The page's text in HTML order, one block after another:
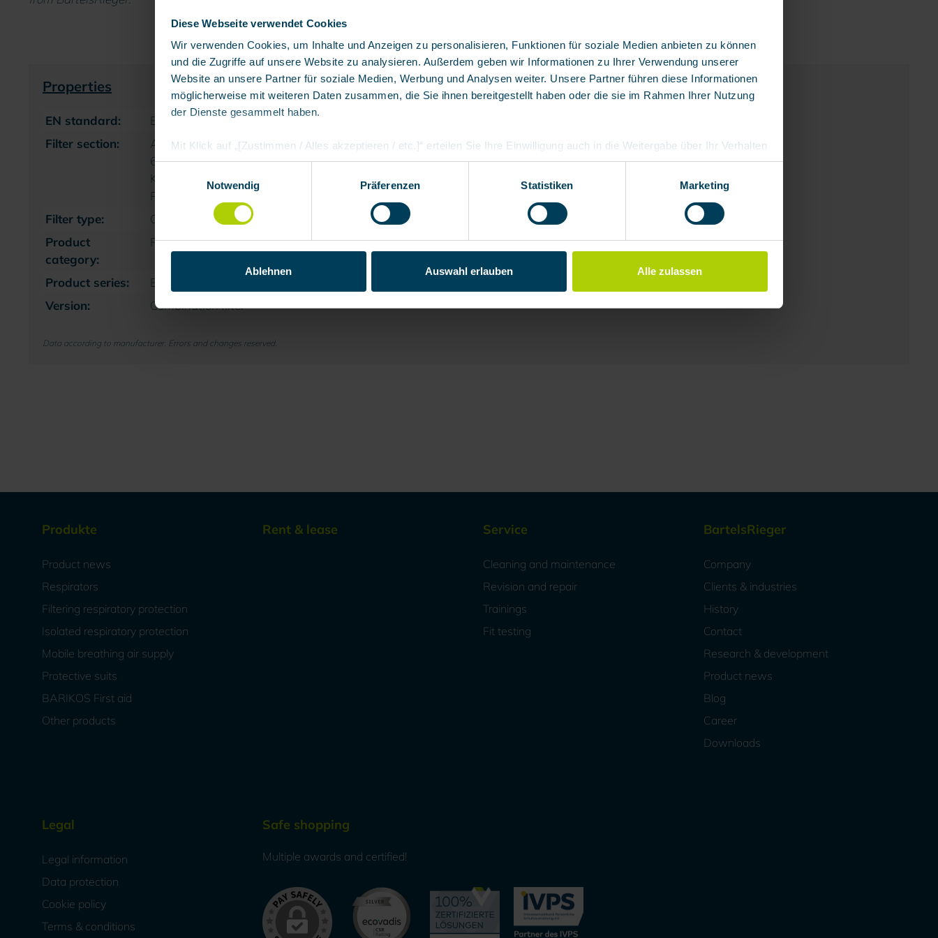
Diese Webseite verwendet Cookies
Wir verwenden Cookies, um Inhalte und Anzeigen zu personalisieren, Funktionen für soziale Medien anbieten zu können
und die Zugriffe auf unsere Website zu analysieren. Außerdem geben wir Informationen zu Ihrer Verwendung unserer
Website an unsere Partner für soziale Medien, Werbung und Analysen weiter. Unsere Partner führen diese Informationen
möglicherweise mit weiteren Daten zusammen, die Sie ihnen bereitgestellt haben oder die sie im Rahmen Ihrer Nutzung
der Dienste gesammelt haben.
Mit Klick auf „[Zustimmen / Alles akzeptieren / etc.]“ erteilen Sie Ihre Einwilligung auch in die Weitergabe über Ihr Verhalten
in unserem Shop an unseren Partner, die shopware AG (Ebbinghoff 10, 48624 Schöppingen, Deutschland), die diese
Daten Ihnen nicht persönlich zuordnen kann, sie aber zu eigenen Zwecken (z.B. Produktverbesserungen,
Einwilligungsauswahl
Notwendig
Präferenzen Statistiken Marketing
Ablehnen Auswahl erlauben Alle zulassen
Properties
EN standard:
EN 14387
Filter section:
A – Vapors of organic compounds with boiling point >
65 ° C | B – Inorganic gases and vapors | E – Acid gases |
K – Ammonia and organic ammonia derivatives | P –
Particles
Filter type:
Combination filter
Product
category:
Respiratory filter
Product series:
Bayonet filters
Version:
Combination filter
Data according to manufacturer. Errors and changes reserved.
Produkte
Product news
Respirators
Filtering respiratory protection
Isolated respiratory protection
Mobile breathing air supply
Protective suits
BARIKOS First aid
Other products
Rent & lease Service
Cleaning and maintenance
Revision and repair
Trainings
Fit testing
BartelsRieger
Company
Clients & industries
History
Contact
Research & development
Product news
Blog
Career
Downloads
Legal
Legal information
Data protection
Cookie policy
Terms & conditions
Safe shopping
Multiple awards and certified!